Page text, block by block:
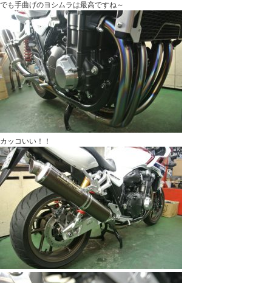
でも手曲げのヨシムラは最高ですね～
カッコいい！！